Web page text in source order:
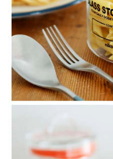
【注意事項】
１．透過由恩沛科技股份有限公司提
易，需依本服務之必要範圍內提供個
權轉讓予恩沛科技股份有限公司。
２．關於個人資料處理事宜，請瀏覽
３．未成年的使用者請事先徵得法定
「AFTEE先享後付」，若未經同意申
任。
４．使用「AFTEE先享後付」時，將
時審查核予不同之上限額度；若仍有
請求用戶進行身份認證。
５．嚴禁一人註冊多個帳號或使用他